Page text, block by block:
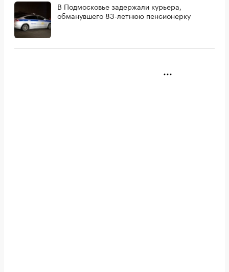
В Подмосковье задержали курьера,
обманувшего 83-летнюю пенсионерку